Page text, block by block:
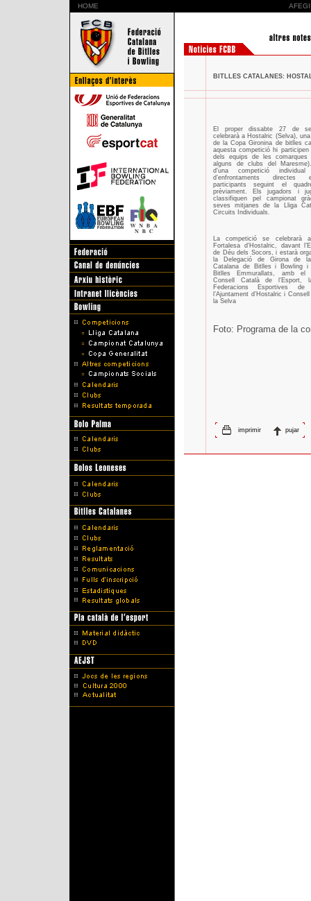
HOME
BITLLES CATALANES:
El proper dissabte 27 de
celebrarà a Hostalric (Selva),
de la Copa Gironina de bitlles
aquesta competició hi participen
dels equips de les comarques
alguns de clubs del
d’una competició
d’enfrontaments
participants seguint el
prèviament. Els jugadors i
classifiquen pel campionat
seves mitjanes de la Lliga
Circuits Individuals.
La competició se celebrarà a
Fortalesa d’Hostalric, davant
de Déu dels Socors, i estarà
la Delegació de Girona de
Catalana de Bitlles i Bowling
Bitlles Emmurallats, amb el
Consell Català de l’Esport,
Federacions Esportives de
l’Ajuntament d’Hostalric i
la Selva
Foto: Programa de la
imprimir pujar